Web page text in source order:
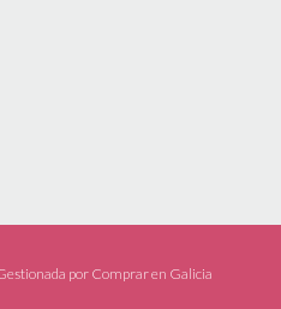
por Comprar en Galicia